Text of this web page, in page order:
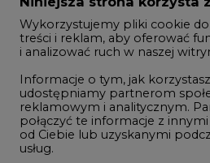
Studio CIRE
Rozmowy o energetyce
Gospodarka
Geopolityka
LTE450
Wykorzystujemy pliki cookie
treści i reklam, aby oferować
i analizować ruch w naszej
Informacje o tym, jak
udostępniamy partnerom
reklamowym i analitycznym.
połączyć te informacje z
od Ciebie lub uzyskanymi
usług.